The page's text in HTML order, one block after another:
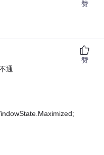
赞
通
赞